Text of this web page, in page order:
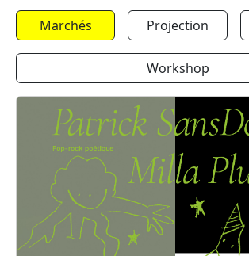
Marchés Projection
Workshop